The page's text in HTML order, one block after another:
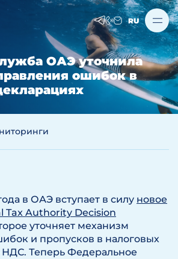
RU
ОАЭ уточнила
ошибок в
в ОАЭ вступает в силу новое
Tax Authority Decision
уточняет механизм
и пропусков в налоговых
НДС. Теперь Федеральное